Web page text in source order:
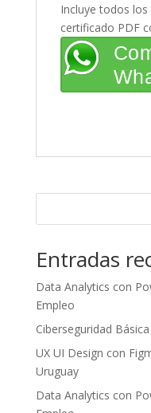
Incluye todos
certificado PDF
Entradas
Data Analytics con
Empleo
Ciberseguridad
UX UI Design con
Uruguay
Data Analytics con